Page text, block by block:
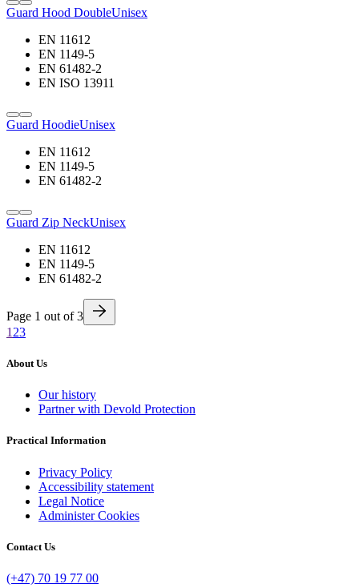
Guard Hood DoubleUnisex
EN 11612
EN 1149-5
EN 61482-2
EN ISO 13911
Guard HoodieUnisex
EN 11612
EN 1149-5
EN 61482-2
Guard Zip NeckUnisex
EN 11612
EN 1149-5
EN 61482-2
Page 1 out of 3
1 23
About Us
Our history
Partner with Devold Protection
Practical Information
Privacy Policy
Accessibility statement
Legal Notice
Administer Cookies
Contact Us
(+47) 70 19 77 00